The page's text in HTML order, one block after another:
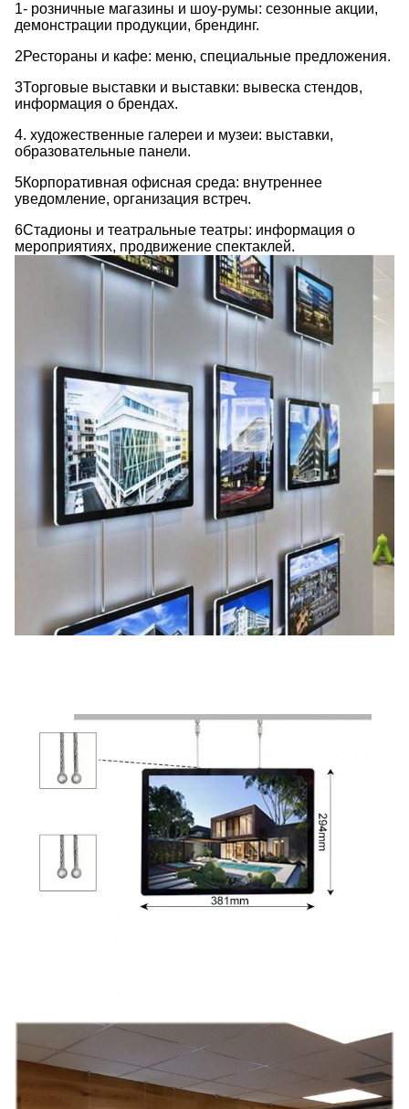
1- розничные магазины и шоу-румы: сезонные акции,
демонстрации продукции, брендинг.
2Рестораны и кафе: меню, специальные предложения.
3Торговые выставки и выставки: вывеска стендов,
информация о брендах.
4. художественные галереи и музеи: выставки,
образовательные панели.
5Корпоративная офисная среда: внутреннее
уведомление, организация встреч.
6Стадионы и театральные театры: информация о
мероприятиях, продвижение спектаклей.